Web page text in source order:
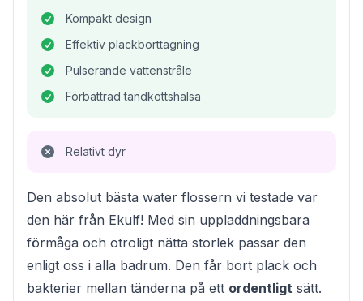
Kompakt design
Effektiv plackborttagning
Pulserande vattenstråle
Förbättrad tandköttshälsa
Relativt dyr
Den absolut bästa water flossern vi testade var
den här från Ekulf! Med sin uppladdningsbara
förmåga och otroligt nätta storlek passar den
enligt oss i alla badrum. Den får bort plack och
bakterier mellan tänderna på ett ordentligt sätt.